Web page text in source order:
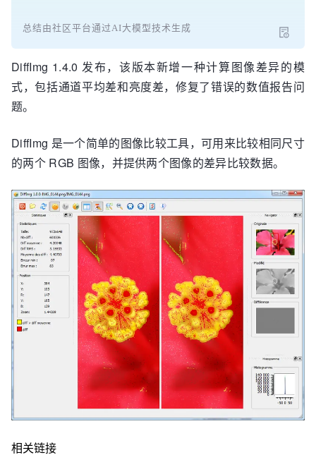
总结由社区平台通过AI大模型技术生成
DiffImg 1.4.0 发布，该版本新增一种计算图像差异的模
式，包括通道平均差和亮度差，修复了错误的数值报告问
题。
DiffImg 是一个简单的图像比较工具，可用来比较相同尺寸
的两个 RGB 图像，并提供两个图像的差异比较数据。
相关链接